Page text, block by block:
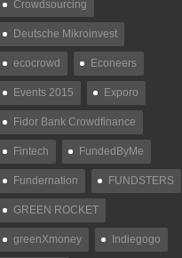
Crowdsourcing
Deutsche Mikroinvest
ecocrowd Econeers
Events 2015 Exporo
Fidor Bank Crowdfinance
Fintech FundedByMe
Fundernation FUNDSTERS
GREEN ROCKET
greenXmoney Indiegogo